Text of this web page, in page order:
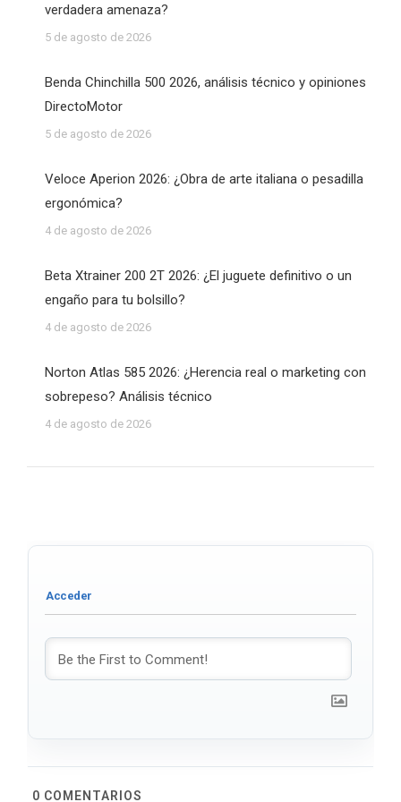
verdadera amenaza?
5 de agosto de 2026
Benda Chinchilla 500 2026, análisis técnico y opiniones
DirectoMotor
5 de agosto de 2026
Veloce Aperion 2026: ¿Obra de arte italiana o pesadilla
ergonómica?
4 de agosto de 2026
Beta Xtrainer 200 2T 2026: ¿El juguete definitivo o un
engaño para tu bolsillo?
4 de agosto de 2026
Norton Atlas 585 2026: ¿Herencia real o marketing con
sobrepeso? Análisis técnico
4 de agosto de 2026
0 COMENTARIOS